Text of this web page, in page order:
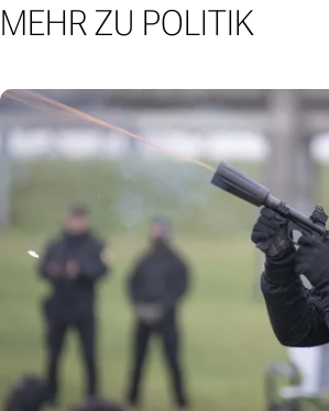
MEHR ZU POLITIK